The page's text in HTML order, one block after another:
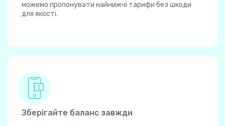
можемо пропонувати найнижчі тарифи без шкоди
для якості.
Зберігайте баланс завжди